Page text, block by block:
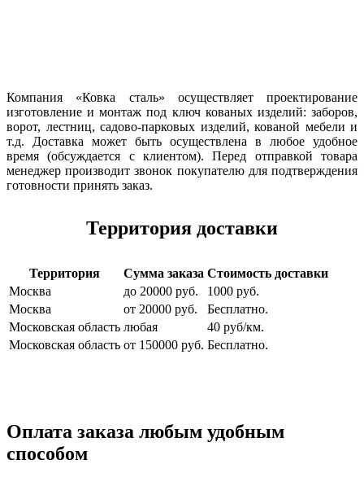
Компания «Ковка сталь» осуществляет проектирование
изготовление и монтаж под ключ кованых изделий: заборов,
ворот, лестниц, садово-парковых изделий, кованой мебели и
т.д. Доставка может быть осуществлена в любое удобное
время (обсуждается с клиентом). Перед отправкой товара
менеджер производит звонок покупателю для подтверждения
готовности принять заказ.
Территория доставки
Территория Сумма заказа Стоимость доставки
Москва
до 20000 руб.
1000 руб.
Москва
от 20000 руб.
Бесплатно.
Московская область любая
40 руб/км.
Московская область от 150000 руб. Бесплатно.
Оплата заказа любым удобным
способом